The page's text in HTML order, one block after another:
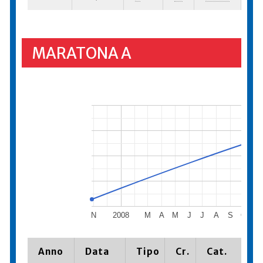
MARATONA A
2008
N M A M J J A S O
Anno Data Tipo Cr. Cat.